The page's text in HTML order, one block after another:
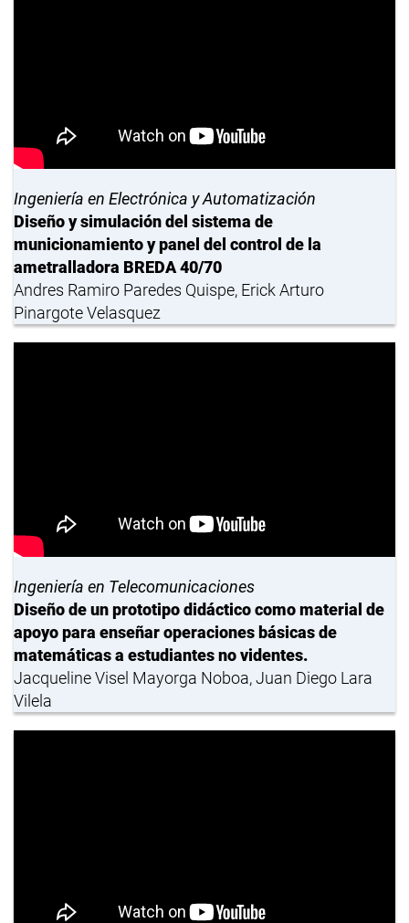
Ingeniería en Electrónica y Automatización
Diseño y simulación del sistema de
municionamiento y panel del control de la
ametralladora BREDA 40/70
Andres Ramiro Paredes Quispe, Erick Arturo
Pinargote Velasquez
Ingeniería en Telecomunicaciones
Diseño de un prototipo didáctico como material de
apoyo para enseñar operaciones básicas de
matemáticas a estudiantes no videntes.
Jacqueline Visel Mayorga Noboa, Juan Diego Lara
Vilela